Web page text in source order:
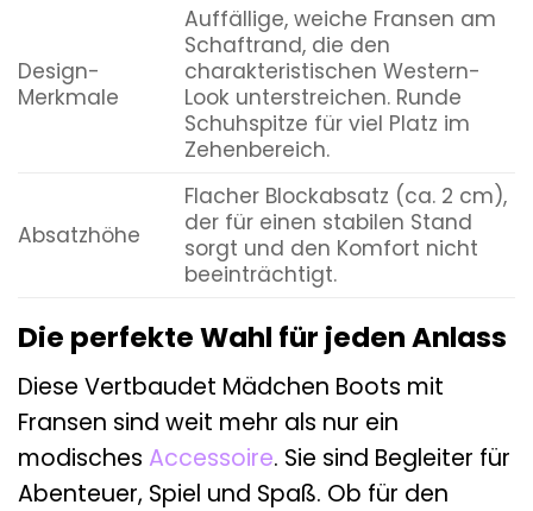
Design-
Merkmale
Auffällige, weiche Fransen am
Schaftrand, die den
charakteristischen Western-
Look unterstreichen. Runde
Schuhspitze für viel Platz im
Zehenbereich.
Absatzhöhe
Flacher Blockabsatz (ca. 2 cm),
der für einen stabilen Stand
sorgt und den Komfort nicht
beeinträchtigt.
Die perfekte Wahl für jeden Anlass
Diese Vertbaudet Mädchen Boots mit
Fransen sind weit mehr als nur ein
modisches Accessoire. Sie sind Begleiter für
Abenteuer, Spiel und Spaß. Ob für den